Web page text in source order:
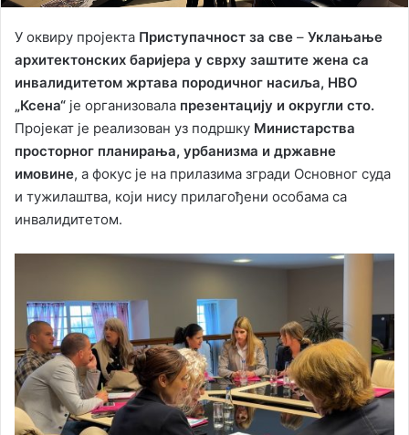
У оквиру пројекта Приступачност за све – Уклањање
архитектонских баријера у сврху заштите жена са
инвалидитетом жртава породичног насиља, НВО
„Ксена“ je организовала презентацију и округли сто.
Пројекат је реализован уз подршку Министарства
просторног планирања, урбанизма и државне
имовине, а фокус је на прилазима згради Основног суда
и тужилаштва, који нису прилагођени особама са
инвалидитетом.